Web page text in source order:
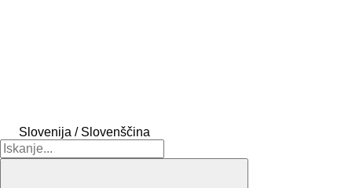
Slovenija / Slovenščina